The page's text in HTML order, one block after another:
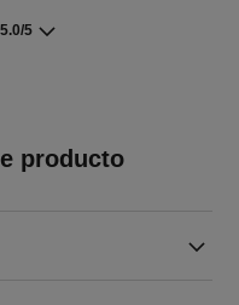
5.0/5
producto